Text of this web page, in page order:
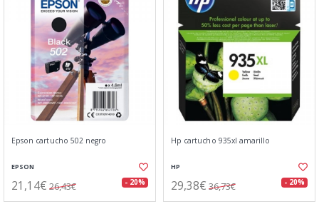
Epson cartucho 502 negro
EPSON
21,14€ 26,43€ - 20%
Hp cartucho 935xl amarillo
HP
29,38€ 36,73€ - 20%